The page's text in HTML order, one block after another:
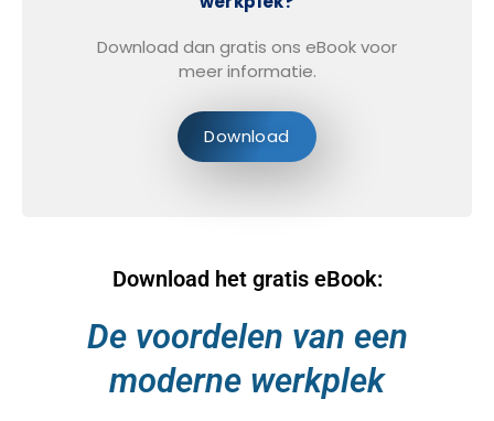
Download dan gratis ons eBook voor
meer informatie.
Download
Download het gratis eBook:
De voordelen van een
moderne werkplek